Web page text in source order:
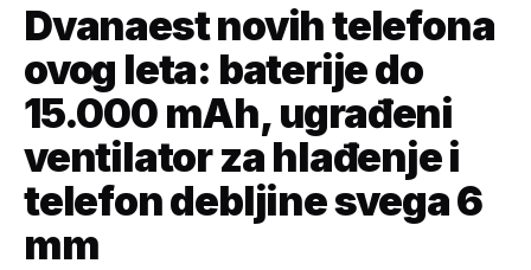
Dvanaest novih telefona
ovog leta: baterije do
15.000 mAh, ugrađeni
ventilator za hlađenje i
telefon debljine svega 6
mm